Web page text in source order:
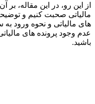
از این رو، در این مقاله،
مالیاتی صحبت کنیم و
های مالیاتی و نحوه ورود به
عدم وجود پرونده های
باشید.